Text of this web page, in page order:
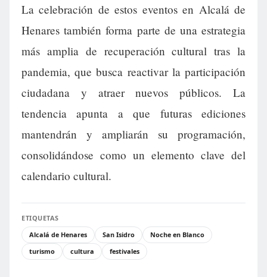
La celebración de estos eventos en Alcalá de
Henares también forma parte de una estrategia
más amplia de recuperación cultural tras la
pandemia, que busca reactivar la participación
ciudadana y atraer nuevos públicos. La
tendencia apunta a que futuras ediciones
mantendrán y ampliarán su programación,
consolidándose como un elemento clave del
calendario cultural.
ETIQUETAS
Alcalá de Henares
San Isidro
Noche en Blanco
turismo
cultura festivales